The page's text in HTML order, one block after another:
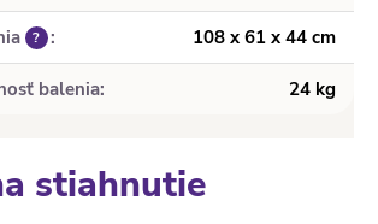
? : 108 x 61 x 44 cm
balenia: 24 kg
stiahnutie